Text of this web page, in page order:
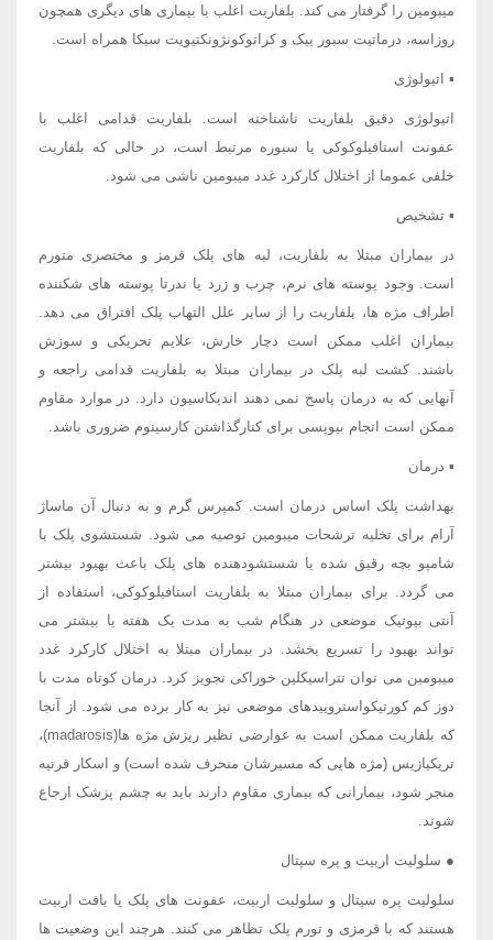
میبومین را گرفتار می کند. بلفاریت اغلب با بیماری های دیگری همچون
روزاسه، درماتیت سبور ییک و کراتوکونژونکتیویت سیکا همراه است.
▪ اتیولوژی
اتیولوژی دقیق بلفاریت ناشناخته است. بلفاریت قدامی اغلب با
عفونت استافیلوکوکی یا سبوره مرتبط است، در حالی که بلفاریت
خلفی عموما از اختلال کارکرد غدد میبومین ناشی می شود.
▪ تشخیص
در بیماران مبتلا به بلفاریت، لبه های پلک قرمز و مختصری متورم
است. وجود پوسته های نرم، چرب و زرد یا ندرتا پوسته های شکننده
اطراف مژه ها، بلفاریت را از سایر علل التهاب پلک افتراق می دهد.
بیماران اغلب ممکن است دچار خارش، علایم تحریکی و سوزش
باشند. کشت لبه پلک در بیماران مبتلا به بلفاریت قدامی راجعه و
آنهایی که به درمان پاسخ نمی دهند اندیکاسیون دارد. در موارد مقاوم
ممکن است انجام بیوپسی برای کنارگذاشتن کارسینوم ضروری باشد.
▪ درمان
بهداشت پلک اساس درمان است. کمپرس گرم و به دنبال آن ماساژ
آرام برای تخلیه ترشحات میبومین توصیه می شود. شستشوی پلک با
شامپو بچه رقیق شده یا شستشودهنده های پلک باعث بهبود بیشتر
می گردد. برای بیماران مبتلا به بلفاریت استافیلوکوکی، استفاده از
آنتی بیوتیک موضعی در هنگام شب به مدت یک هفته یا بیشتر می
تواند بهبود را تسریع بخشد. در بیماران مبتلا به اختلال کارکرد غدد
میبومین می توان تتراسیکلین خوراکی تجویز کرد. درمان کوتاه مدت با
دوز کم کورتیکواستروییدهای موضعی نیز به کار برده می شود. از آنجا
که بلفاریت ممکن است به عوارضی نظیر ریزش مژه ها(madarosis)،
تریکیازیس (مژه هایی که مسیرشان منحرف شده است) و اسکار قرنیه
منجر شود، بیمارانی که بیماری مقاوم دارند باید به چشم پزشک ارجاع
شوند.
● سلولیت اربیت و پره سپتال
سلولیت پره سپتال و سلولیت اربیت، عفونت های پلک یا بافت اربیت
هستند که با قرمزی و تورم پلک تظاهر می کنند. هرچند این وضعیت ها